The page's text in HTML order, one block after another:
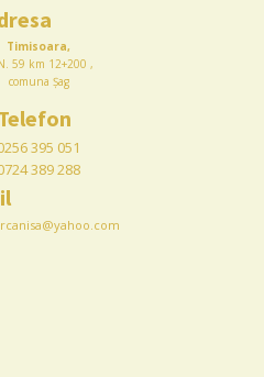
Timisoara,
59 km 12+200 ,
comuna Șag
395 051
389 288